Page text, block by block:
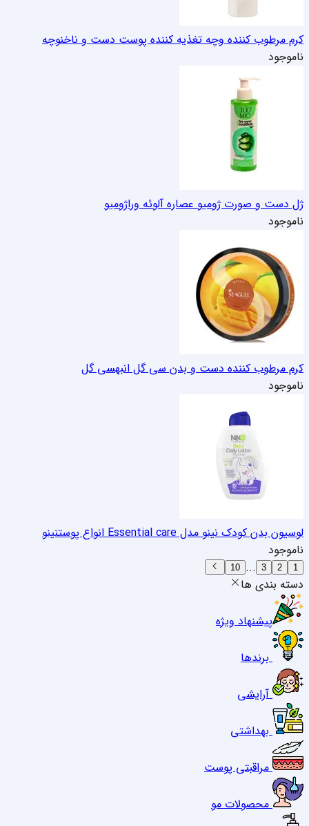
کرم مرطوب کننده وچه تغذیه کننده پوست دست و ناخنوچه
ناموجود
ژل دست و صورت ژومیو عصاره آلوئه وراژومیو
ناموجود
کرم مرطوب کننده دست و بدن سی گل انبهسی گل
ناموجود
لوسیون بدن کودک نینو مدل Essential care انواع پوست
نینو
ناموجود
1
2
3
...
10
دسته بندی ها
پیشنهاد ویژه
برندها
آرایشی
بهداشتی
مراقبتی پوست
محصولات مو